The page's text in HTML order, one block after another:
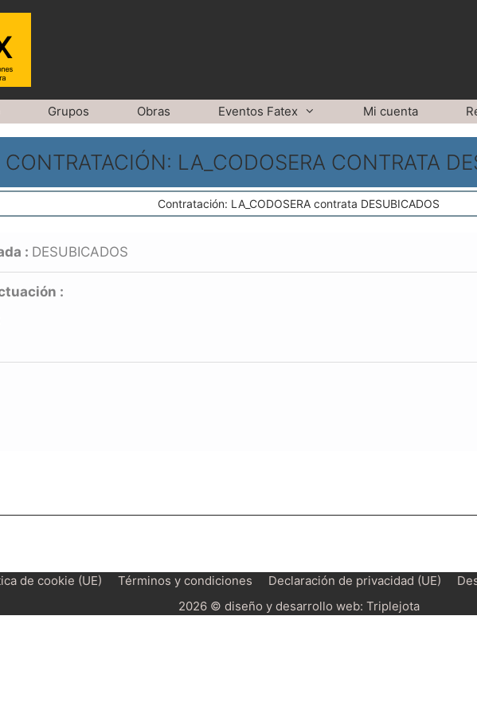
Grupos Obras Eventos Fatex Mi cuenta
CONTRATACIÓN: LA_CODOSERA CONTRATA
Contratación: LA_CODOSERA contrata DESUBICADOS
: DESUBICADOS
:
de cookie (UE) Términos y condiciones Declaración de privacidad (UE)
2026 © diseño y desarrollo web: Triplejota